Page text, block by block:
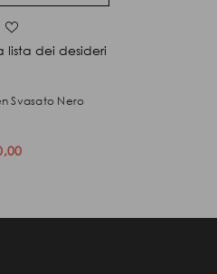
lista dei desideri
Svasato Nero